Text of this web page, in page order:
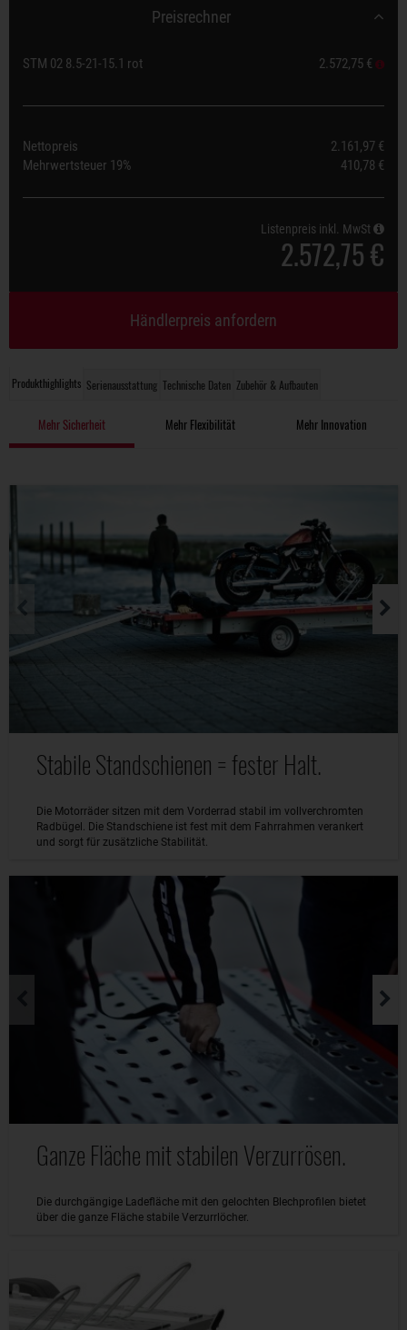
Produkthighlights Serienausstattung Technische Daten Zubehör & Aufbauten
Mehr Sicherheit Mehr Flexibilität Mehr Innovation
Stabile Standschienen = fester Halt.
Die Motorräder sitzen mit dem Vorderrad stabil im vollverchromten
Radbügel. Die Standschiene ist fest mit dem Fahrrahmen verankert
und sorgt für zusätzliche Stabilität.
Ganze Fläche mit stabilen Verzurrösen.
Die durchgängige Ladefläche mit den gelochten Blechprofilen bietet
über die ganze Fläche stabile Verzurrlöcher.
Preisrechner
STM 02 8.5-21-15.1 rot 2.572,75 €
Nettopreis
2.161,97 €
Mehrwertsteuer 19% 410,78 €
Listenpreis inkl. MwSt
2.572,75 €
Händlerpreis anfordern